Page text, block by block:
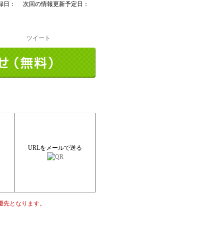
日： 次回の情報更新予定日：
ツイート
URLをメールで送る
となります。